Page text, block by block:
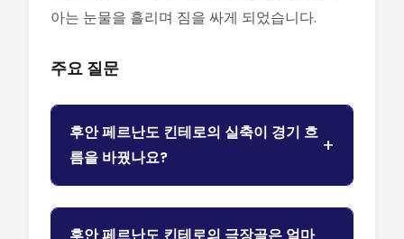
아는 눈물을 흘리며 짐을 싸게 되었습니다.
주요 질문
후안 페르난도 킨테로의 실축이 경기 흐
름을 바꿨나요?
후안 페르난도 킨테로의 극장골은 얼마